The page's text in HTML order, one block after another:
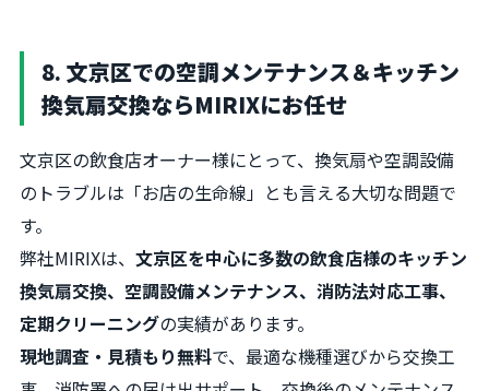
8. 文京区での空調メンテナンス＆キッチン
換気扇交換ならMIRIXにお任せ
文京区の飲食店オーナー様にとって、換気扇や空調設備
のトラブルは「お店の生命線」とも言える大切な問題で
す。
弊社MIRIXは、 文京区を中心に多数の飲食店様のキッチン
換気扇交換、空調設備メンテナンス、消防法対応工事、
定期クリーニングの実績があります。
現地調査・見積もり無料で、最適な機種選びから交換工